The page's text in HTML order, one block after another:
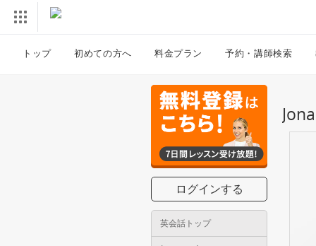
トップ 初めての方へ 料金プラン 予約・講師検索
ログインする
英会話トップ